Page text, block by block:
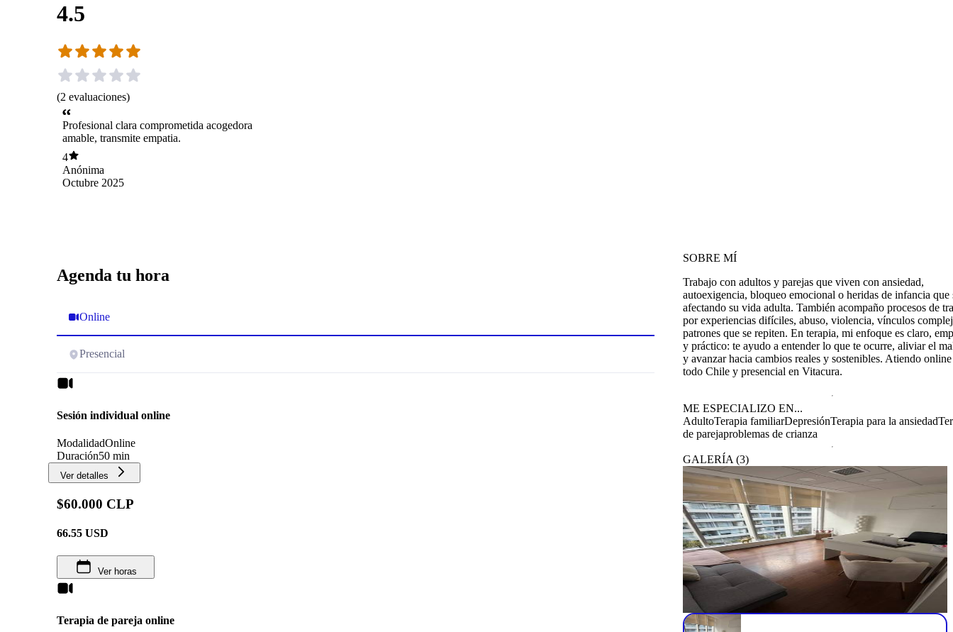
4.5
(2 evaluaciones)
Profesional clara comprometida acogedora
amable, transmite empatia.
4
Anónima
Octubre 2025
Agenda tu hora
Online
Presencial
Sesión individual online
ModalidadOnline
Duración50 min
Ver detalles
$60.000 CLP
66.55 USD
Ver horas
Terapia de pareja online
SOBRE MÍ
Trabajo con adultos y parejas que viven con ansiedad,
autoexigencia, bloqueo emocional o heridas de infancia que
afectando su vida adulta. También acompaño procesos de
por experiencias difíciles, abuso, violencia, vínculos
patrones que se repiten. En terapia, mi enfoque es claro,
y práctico: te ayudo a entender lo que te ocurre, aliviar el
y avanzar hacia cambios reales y sostenibles. Atiendo
todo Chile y presencial en Vitacura.
ME ESPECIALIZO EN...
AdultoTerapia familiarDepresiónTerapia para la ansiedad
de parejaproblemas de crianza
GALERÍA (3)